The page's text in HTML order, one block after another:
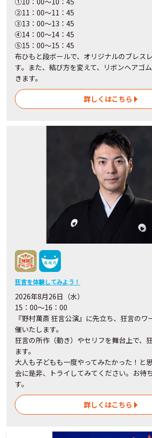
②11：00～11：45
③13：00～13：45
④14：00～14：45
⑤15：00～15：45
布ひもと段ボールで、オリジナルのブレス
す。また、結び方を変えて、リボンヘアゴ
きます。
詳しくはこちら
狂言を体験してみよう！
2026年8月26日（水）
15：00～16：00
『野村萬斎 狂言公演』に先立ち、狂言の
催いたします。
狂言の所作（動き）やセリフを舞台上で、
ます。
大人も子どもも一度やってみたかった！と
会に是非、トライしてみてください。お待
す。
詳しくはこちら